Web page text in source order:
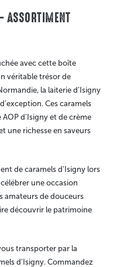
ASSORTIMENT
avec cette boîte
véritable trésor de
la laiterie d’Isigny
Ces caramels
d’Isigny et de crème
une richesse en saveurs
de caramels d’Isigny lors
une occasion
amateurs de douceurs
découvrir le patrimoine
transporter par la
d’Isigny. Commandez